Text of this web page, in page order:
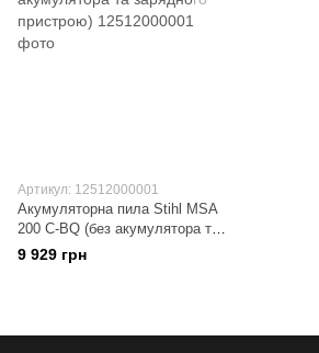
Артикул: 12512000001
Акумуляторна пила Stihl MSA
200 C-BQ (без акумулятора та
зарядного пристрою)
9 929 грн